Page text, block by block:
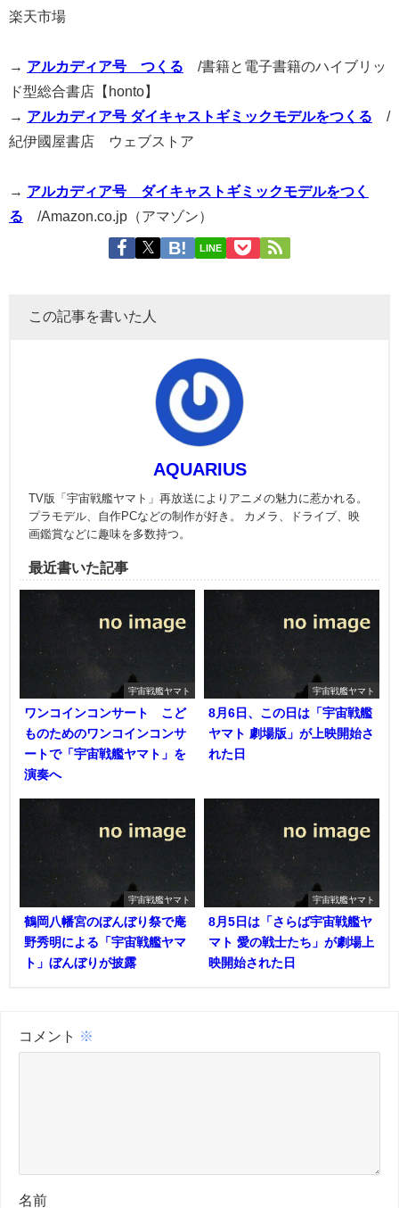
楽天市場
→ アルカディア号 つくる /書籍と電子書籍のハイブリッ
ド型総合書店【honto】
→ アルカディア号 ダイキャストギミックモデルをつくる /
紀伊國屋書店 ウェブストア
→ アルカディア号 ダイキャストギミックモデルをつく
る /Amazon.co.jp（アマゾン）
LINE
この記事を書いた人
AQUARIUS
TV版「宇宙戦艦ヤマト」再放送によりアニメの魅力に惹かれる。
プラモデル、自作PCなどの制作が好き。 カメラ、ドライブ、映
画鑑賞などに趣味を多数持つ。
最近書いた記事
宇宙戦艦ヤマト
ワンコインコンサート こど
ものためのワンコインコンサ
ートで「宇宙戦艦ヤマト」を
演奏へ
宇宙戦艦ヤマト
8月6日、この日は「宇宙戦艦
ヤマト 劇場版」が上映開始さ
れた日
宇宙戦艦ヤマト
鶴岡八幡宮のぼんぼり祭で庵
野秀明による「宇宙戦艦ヤマ
ト」ぼんぼりが披露
宇宙戦艦ヤマト
8月5日は「さらば宇宙戦艦ヤ
マト 愛の戦士たち」が劇場上
映開始された日
コメント ※
名前